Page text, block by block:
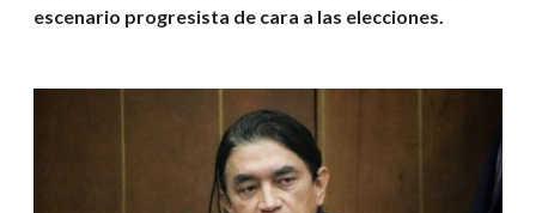
escenario progresista de cara a las elecciones.